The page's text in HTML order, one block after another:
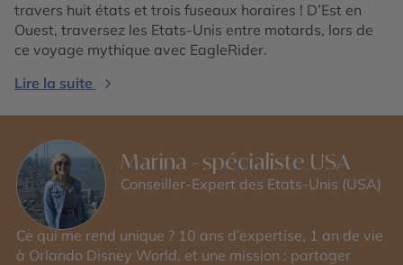
travers huit états et trois fuseaux horaires ! D’Est en
Ouest, traversez les Etats-Unis entre motards, lors de
ce voyage mythique avec EagleRider.
Lire la suite
Marina - spécialiste USA
Conseiller-Expert des Etats-Unis (USA)
Ce qui me rend unique ? 10 ans d’expertise, 1 an de vie
à Orlando Disney World, et une mission : partager